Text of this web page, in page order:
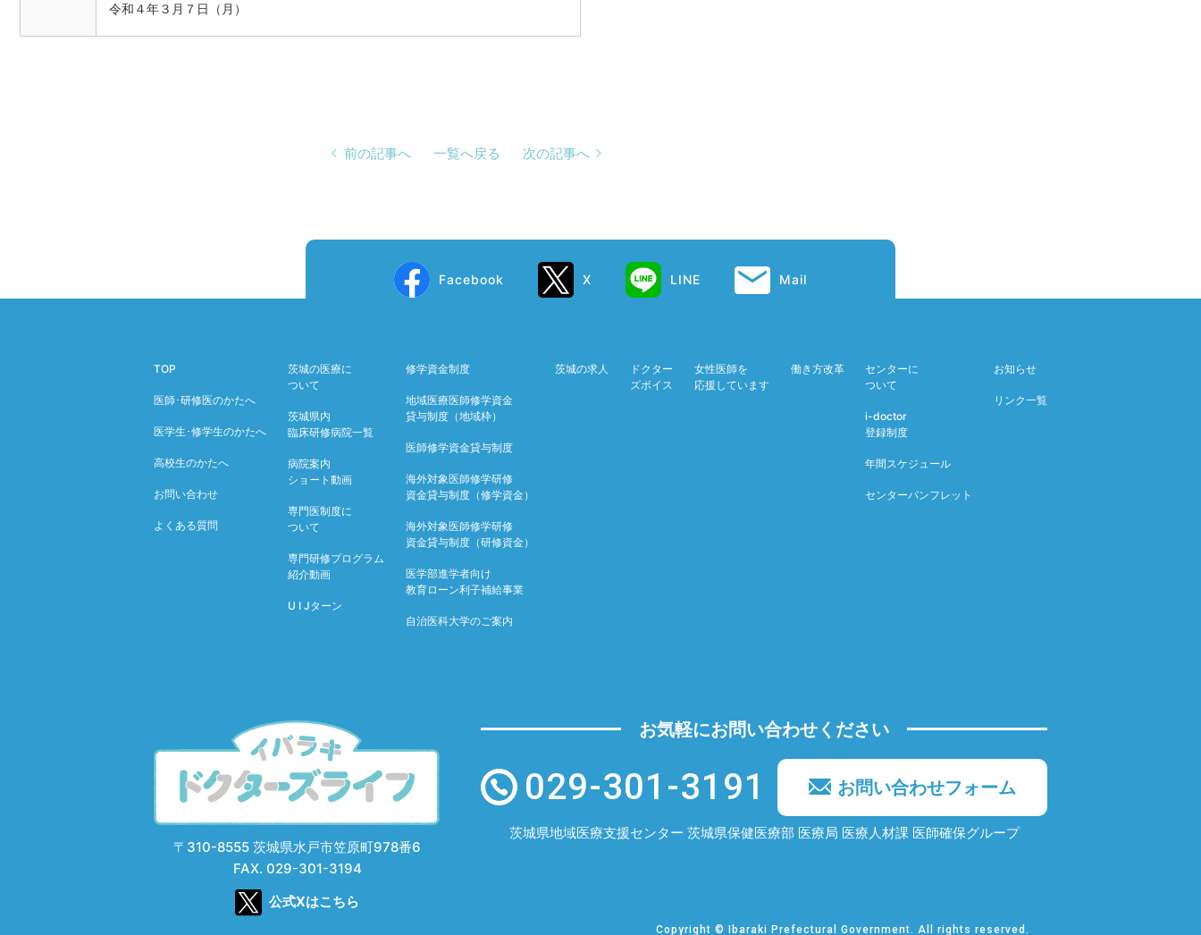
令和４年３月７日（月）
前の記事へ 一覧へ戻る 次の記事へ
Facebook X LINE Mail
TOP
医師･研修医のかたへ
医学生･修学生のかたへ
高校生のかたへ
お問い合わせ
よくある質問
茨城の医療に
ついて
茨城県内
臨床研修病院一覧
病院案内
ショート動画
専門医制度に
ついて
専門研修プログラム
紹介動画
U I Jターン
修学資金制度
地域医療医師修学資金
貸与制度（地域枠）
医師修学資金貸与制度
海外対象医師修学研修
資金貸与制度（修学資金）
海外対象医師修学研修
資金貸与制度（研修資金）
医学部進学者向け
教育ローン利子補給事業
自治医科大学のご案内
茨城の求人
ドクター
ズボイス
女性医師を
応援しています
働き方改革
センターに
ついて
i-doctor
登録制度
年間スケジュール
センターパンフレット
お知らせ
リンク一覧
〒310-8555 茨城県水戸市笠原町978番6
FAX. 029-301-3194
公式Xはこちら
お気軽にお問い合わせください
029-301-3191 お問い合わせフォーム
茨城県地域医療支援センター 茨城県保健医療部 医療局 医療人材課 医師確保グループ
Copyright © Ibaraki Prefectural Government. All rights reserved.